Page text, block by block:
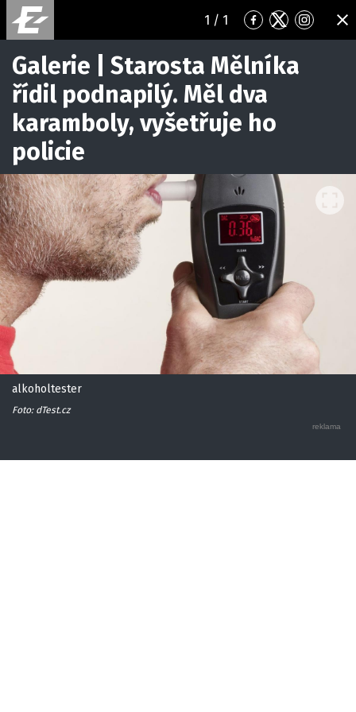
1 / 1
Přejít
na
Facebook
Přejít
na
Twitter
Přejít
na
Galerie | Starosta Mělníka
řídil podnapilý. Měl dva
karamboly, vyšetřuje ho
policie
alkoholtester
Foto: dTest.cz